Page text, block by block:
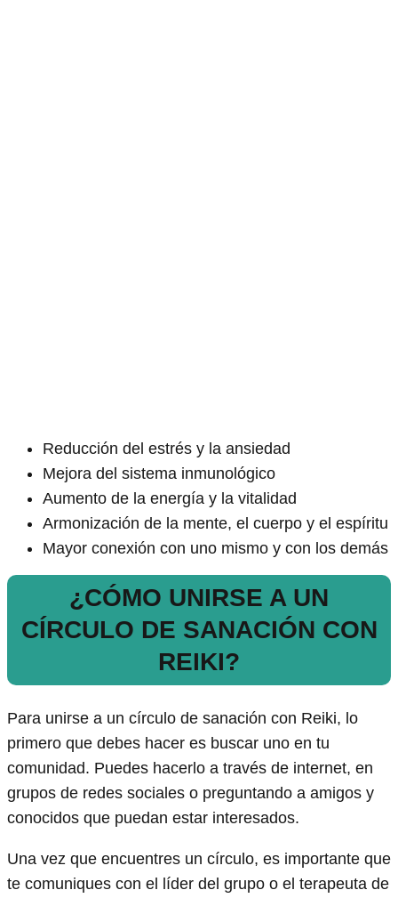
Reducción del estrés y la ansiedad
Mejora del sistema inmunológico
Aumento de la energía y la vitalidad
Armonización de la mente, el cuerpo y el espíritu
Mayor conexión con uno mismo y con los demás
¿CÓMO UNIRSE A UN
CÍRCULO DE SANACIÓN CON
REIKI?
Para unirse a un círculo de sanación con Reiki, lo
primero que debes hacer es buscar uno en tu
comunidad. Puedes hacerlo a través de internet, en
grupos de redes sociales o preguntando a amigos y
conocidos que puedan estar interesados.
Una vez que encuentres un círculo, es importante que
te comuniques con el líder del grupo o el terapeuta de